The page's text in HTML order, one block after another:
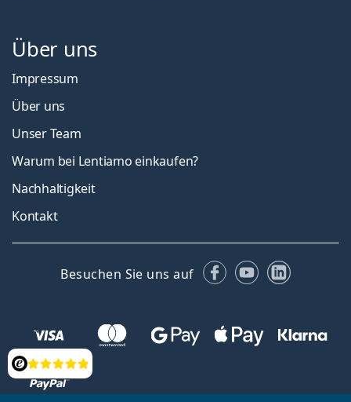
Bewertung
Über uns
Impressum
Über uns
Unser Team
Warum bei Lentiamo einkaufen?
Nachhaltigkeit
Kontakt
Besuchen Sie uns auf Facebook
YouTubeLinkedIn